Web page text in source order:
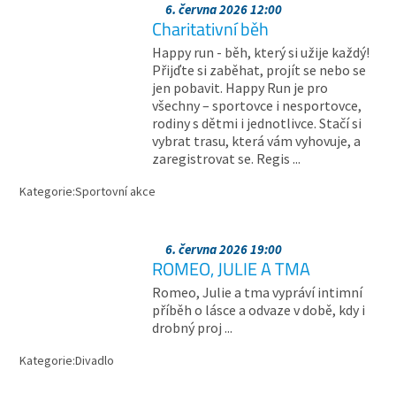
6. června 2026 12:00
Charitativní běh
Happy run - běh, který si užije každý!
Přijďte si zaběhat, projít se nebo se
jen pobavit. Happy Run je pro
všechny – sportovce i nesportovce,
rodiny s dětmi i jednotlivce. Stačí si
vybrat trasu, která vám vyhovuje, a
zaregistrovat se. Regis ...
Kategorie:Sportovní akce
6. června 2026 19:00
ROMEO, JULIE A TMA
Romeo, Julie a tma vypráví intimní
příběh o lásce a odvaze v době, kdy i
drobný proj ...
Kategorie:Divadlo